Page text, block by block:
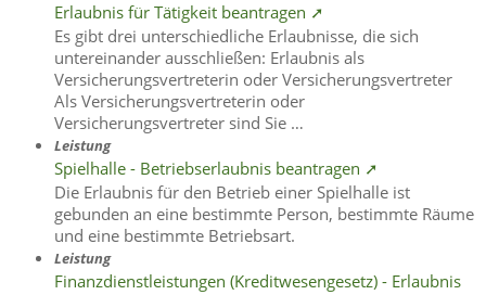
Erlaubnis für Tätigkeit beantragen ➚
Es gibt drei unterschiedliche Erlaubnisse, die sich
untereinander ausschließen: Erlaubnis als
Versicherungsvertreterin oder Versicherungsvertreter
Als Versicherungsvertreterin oder
Versicherungsvertreter sind Sie …
Leistung
Spielhalle - Betriebserlaubnis beantragen ➚
Die Erlaubnis für den Betrieb einer Spielhalle ist
gebunden an eine bestimmte Person, bestimmte Räume
und eine bestimmte Betriebsart.
Leistung
Finanzdienstleistungen (Kreditwesengesetz) - Erlaubnis